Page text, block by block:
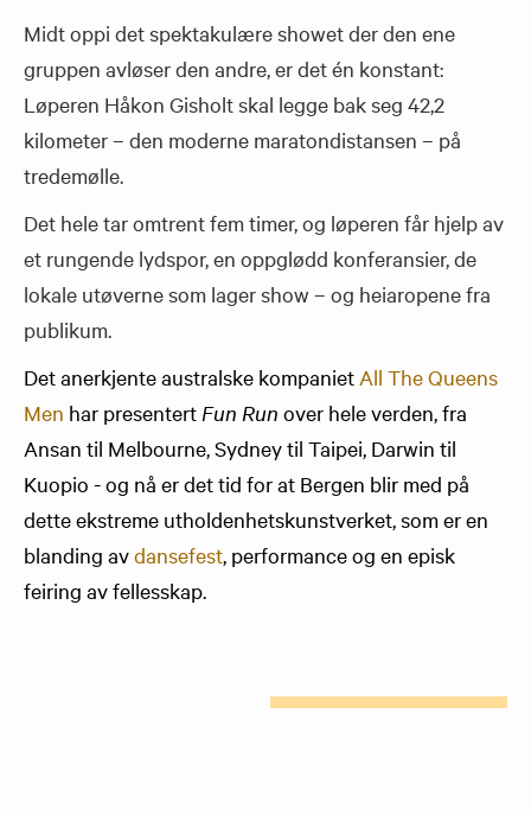
Midt oppi det spektakulære showet der den ene
gruppen avløser den andre, er det én konstant:
Løperen Håkon Gisholt skal legge bak seg 42,2
kilometer – den moderne maratondistansen – på
tredemølle.
Det hele tar omtrent fem timer, og løperen får hjelp av
et rungende lydspor, en oppglødd konferansier, de
lokale utøverne som lager show – og heiaropene fra
publikum.
Det anerkjente australske kompaniet All The Queens
Men har presentert Fun Run over hele verden, fra
Ansan til Melbourne, Sydney til Taipei, Darwin til
Kuopio - og nå er det tid for at Bergen blir med på
dette ekstreme utholdenhetskunstverket, som er en
blanding avdansefest, performance og en episk
feiring av fellesskap.